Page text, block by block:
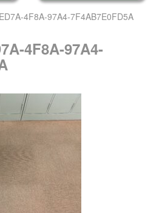
4F8A-97A4-7F4AB7E0FD5A
4F8A-97A4-